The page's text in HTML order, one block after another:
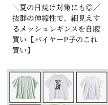
＼夏の日焼け対策にも◎／
抜群の伸縮性で、細見えす
るメッシュレギンスを自腹
買い【バイヤーP子のこれ
買い】